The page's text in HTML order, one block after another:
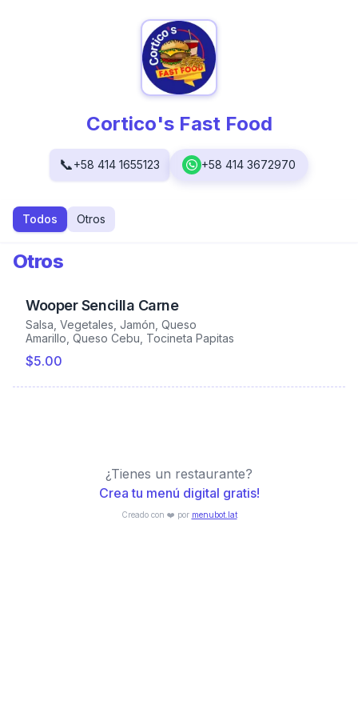
Cortico's Fast Food
📞+58 414 1655123 +58 414 3672970
Todos Otros
Otros
Wooper Sencilla Carne
Salsa, Vegetales, Jamón, Queso
Amarillo, Queso Cebu, Tocineta Papitas
$5.00
¿Tienes un restaurante?
Crea tu menú digital gratis!
Creado con ❤️ por menubot.lat